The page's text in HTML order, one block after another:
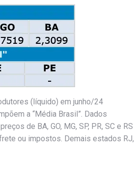
(líquido) em junho/24
a “Média Brasil”. Dados
de BA, GO, MG, SP, PR, SC e RS
ou impostos. Demais estados RJ,